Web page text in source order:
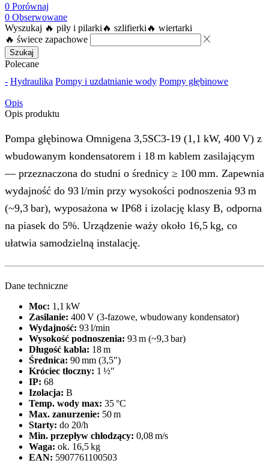
0 Porównaj
0 Obserwowane
Wyszukaj 🔥 piły i pilarki 🔥 szlifierki 🔥 wiertarki
🔥 świece zapachowe
Szukaj
Polecane
- Hydraulika Pompy i uzdatnianie wody Pompy głębinowe
Opis
Opis produktu
Pompa głębinowa Omnigena 3,5SC3‑19 (1,1 kW, 400 V) z
wbudowanym kondensatorem i 18 m kablem zasilającym
— przeznaczona do studni o średnicy ≥ 100 mm. Zapewnia
wydajność do 93 l/min przy wysokości podnoszenia 93 m
(~9,3 bar), wyposażona w IP68 i izolację klasy B, odporna
na piasek do 5%. Urządzenie waży około 16,5 kg, co
ułatwia samodzielną instalację.
Dane techniczne
Moc: 1,1 kW
Zasilanie: 400 V (3‑fazowe, wbudowany kondensator)
Wydajność: 93 l/min
Wysokość podnoszenia: 93 m (~9,3 bar)
Długość kabla: 18 m
Średnica: 90 mm (3,5″)
Króciec tłoczny: 1 ½″
IP: 68
Izolacja: B
Temp. wody max: 35 °C
Max. zanurzenie: 50 m
Starty: do 20/h
Min. przepływ chłodzący: 0,08 m/s
Waga: ok. 16,5 kg
EAN: 5907761100503